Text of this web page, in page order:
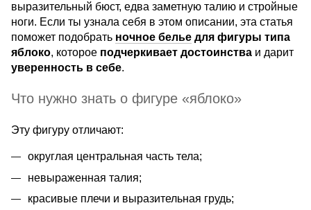
выразительный бюст, едва заметную талию и стройные
ноги. Если ты узнала себя в этом описании, эта статья
поможет подобрать ночное белье для фигуры типа
яблоко, которое подчеркивает достоинства и дарит
уверенность в себе.
Что нужно знать о фигуре «яблоко»
Эту фигуру отличают:
округлая центральная часть тела;
невыраженная талия;
красивые плечи и выразительная грудь;